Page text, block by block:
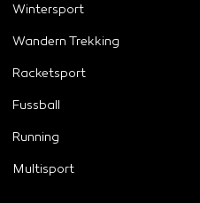
Wintersport
Wandern Trekking
Racketsport
Fussball
Running
Multisport